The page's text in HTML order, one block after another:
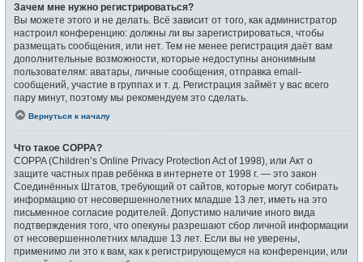
Зачем мне нужно регистрироваться?
Вы можете этого и не делать. Всё зависит от того, как администратор
настроил конференцию: должны ли вы зарегистрироваться, чтобы
размещать сообщения, или нет. Тем не менее регистрация даёт вам
дополнительные возможности, которые недоступны анонимным
пользователям: аватары, личные сообщения, отправка email-
сообщений, участие в группах и т. д. Регистрация займёт у вас всего
пару минут, поэтому мы рекомендуем это сделать.
Вернуться к началу
Что такое COPPA?
COPPA (Children’s Online Privacy Protection Act of 1998), или Акт о
защите частных прав ребёнка в интернете от 1998 г. — это закон
Соединённых Штатов, требующий от сайтов, которые могут собирать
информацию от несовершеннолетних младше 13 лет, иметь на это
письменное согласие родителей. Допустимо наличие иного вида
подтверждения того, что опекуны разрешают сбор личной информации
от несовершеннолетних младше 13 лет. Если вы не уверены,
применимо ли это к вам, как к регистрирующемуся на конференции, или